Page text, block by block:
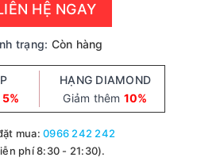
HỆ NGAY
trạng: Còn hàng
5%
HẠNG DIAMOND
Giảm thêm 10%
mua:0966 242 242
phí 8:30 - 21:30).